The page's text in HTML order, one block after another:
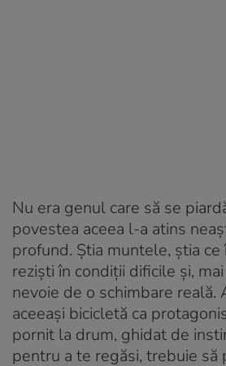
Nu era genul care să se
povestea aceea l-a atins
profund. Știa muntele, știa ce
reziști în condiții dificile și,
nevoie de o schimbare reală.
aceeași bicicletă ca
pornit la drum, ghidat de
pentru a te regăsi, trebuie să